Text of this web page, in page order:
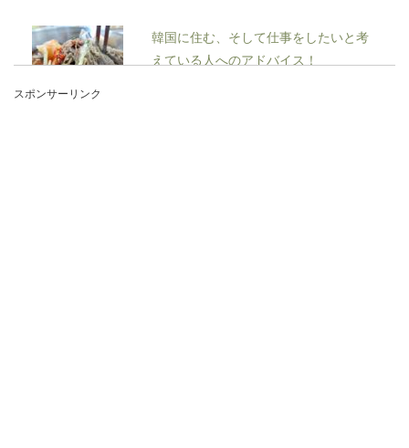
韓国に住む、そして仕事をしたいと考
えている人へのアドバイス！
スポンサーリンク